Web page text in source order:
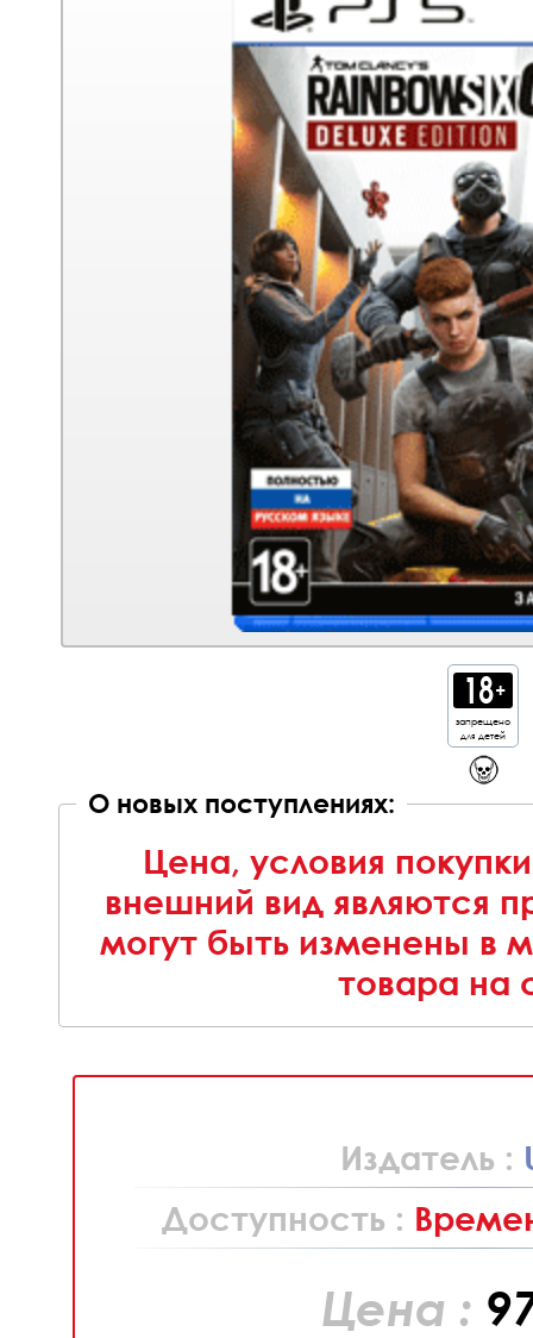
запрещено
для детей
О новых поступлениях:
Цена, условия
внешний вид являются
могут быть изменены в
товара на
Издатель :
Доступность :
Цена :